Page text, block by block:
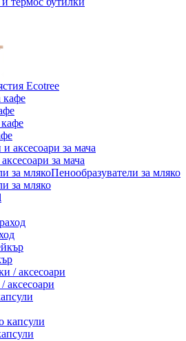
Ecotree
за мача
Пенообразуватели за мляко
аксесоари